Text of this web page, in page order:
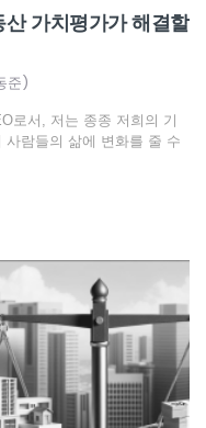
가치평가가 해결할
준)
로서, 저는 종종 저희의 기
사람들의 삶에 변화를 줄 수